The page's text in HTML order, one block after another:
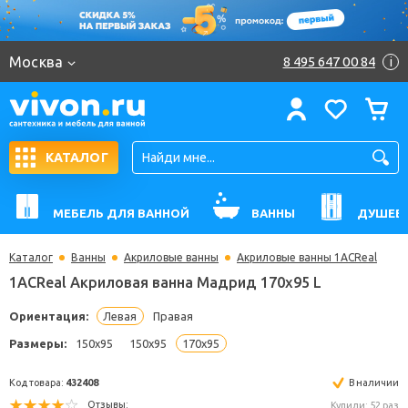
Москва 8 495 647 00 84 i
КАТАЛОГ
МЕБЕЛЬ ДЛЯ ВАННОЙ ВАННЫ
Каталог Ванны Акриловые ванны Акриловые ванны 1ACReal
1ACReal Акриловая ванна Мадрид 170x95 L
Ориентация: Левая Правая
Размеры: 150x95